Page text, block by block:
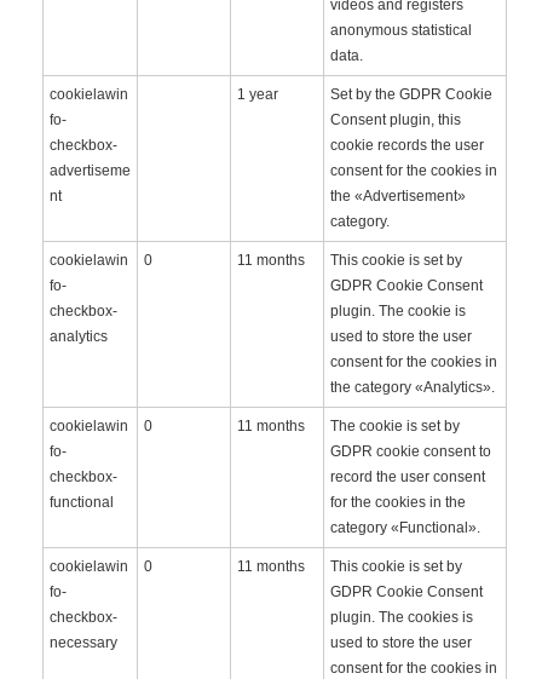
videos and registers
anonymous statistical
data.
cookielawin
fo-
checkbox-
advertiseme
nt
1 year
Set by the GDPR Cookie
Consent plugin, this
cookie records the user
consent for the cookies in
the «Advertisement»
category.
cookielawin
fo-
checkbox-
analytics
0 11 months
This cookie is set by
GDPR Cookie Consent
plugin. The cookie is
used to store the user
consent for the cookies in
the category «Analytics».
cookielawin
fo-
checkbox-
functional
0 11 months
The cookie is set by
GDPR cookie consent to
record the user consent
for the cookies in the
category «Functional».
cookielawin
fo-
checkbox-
necessary
0 11 months
This cookie is set by
GDPR Cookie Consent
plugin. The cookies is
used to store the user
consent for the cookies in